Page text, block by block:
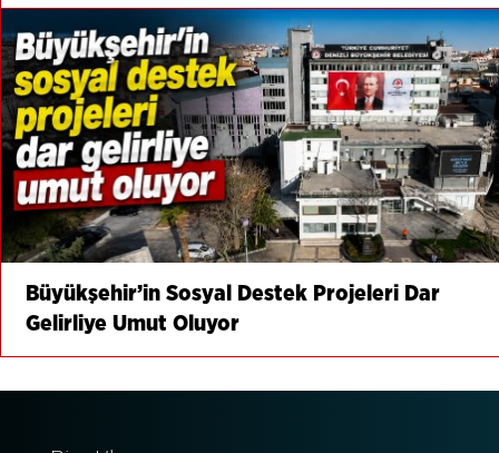
Büyükşehir’in Sosyal Destek Projeleri Dar
Gelirliye Umut Oluyor